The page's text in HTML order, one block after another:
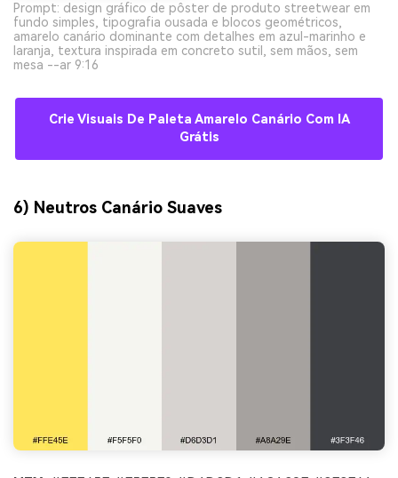
Prompt: design gráfico de pôster de produto streetwear em
fundo simples, tipografia ousada e blocos geométricos,
amarelo canário dominante com detalhes em azul-marinho e
laranja, textura inspirada em concreto sutil, sem mãos, sem
mesa --ar 9:16
Crie Visuais De Paleta Amarelo Canário Com IA
Grátis
6) Neutros Canário Suaves